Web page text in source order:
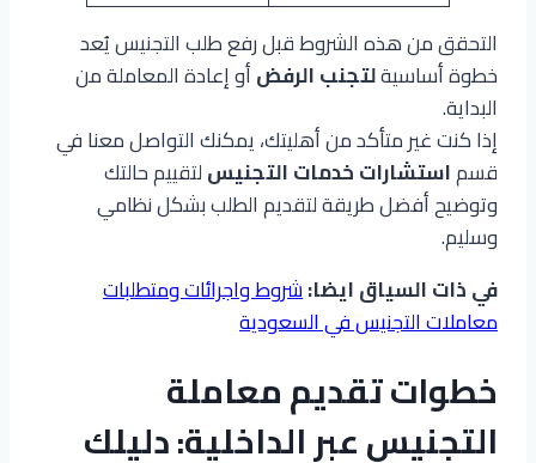
التحقق من هذه الشروط قبل رفع طلب التجنيس يُعد
خطوة أساسيةلتجنب الرفضأو إعادة المعاملة من
البداية.
إذا كنت غير متأكد من أهليتك، يمكنك التواصل معنا في
قسماستشارات خدمات التجنيسلتقييم حالتك
وتوضيح أفضل طريقة لتقديم الطلب بشكل نظامي
وسليم.
في ذات السياق ايضا:شروط واجرائات ومتطلبات
معاملات التجنيس في السعودية
خطوات تقديم معاملة
التجنيس عبر الداخلية: دليلك